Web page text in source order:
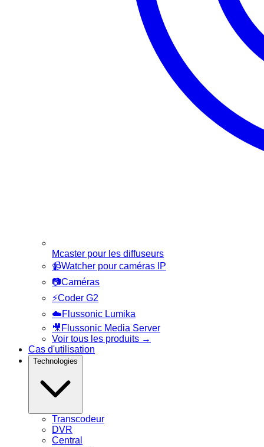
Mcaster pour les diffuseurs
📹Watcher pour caméras IP
📷Caméras
⚡Coder G2
☁️Flussonic Lumika
🎥 Flussonic Media Server
Voir tous les produits →
Cas d'utilisation
Technologies
Transcodeur
DVR
Central